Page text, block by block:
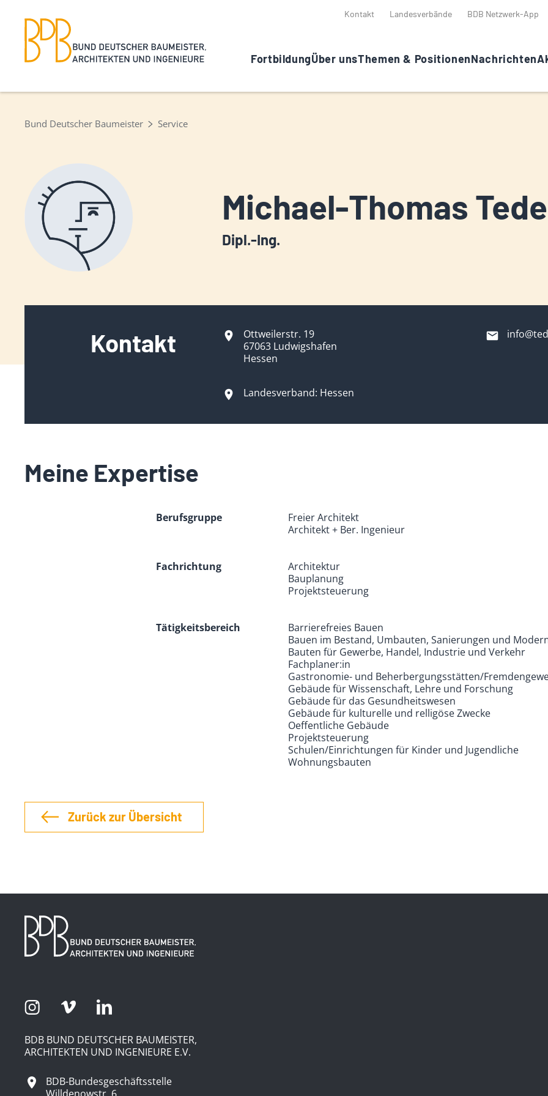
Kontakt Landesverbände BDB Netzwerk-App
FortbildungÜber unsThemen & PositionenNachrichten
Bund Deutscher Baumeister Service
Michael-Thomas
Dipl.-Ing.
Kontakt
Ottweilerstr. 19
67063 Ludwigshafen
Hessen
Landesverband: Hessen
Meine Expertise
Berufsgruppe
Freier Architekt
Architekt + Ber. Ingenieur
Fachrichtung
Architektur
Bauplanung
Projektsteuerung
Tätigkeitsbereich
Barrierefreies Bauen
Bauen im Bestand, Umbauten, Sanierungen und
Bauten für Gewerbe, Handel, Industrie und Verkehr
Fachplaner:in
Gastronomie- und Beherbergungsstätten/
Gebäude für Wissenschaft, Lehre und Forschung
Gebäude für das Gesundheitswesen
Gebäude für kulturelle und relligöse Zwecke
Oeffentliche Gebäude
Projektsteuerung
Schulen/Einrichtungen für Kinder und Jugendliche
Wohnungsbauten
Zurück zur Übersicht
BDB BUND DEUTSCHER BAUMEISTER,
ARCHITEKTEN UND INGENIEURE E.V.
BDB-Bundesgeschäftsstelle